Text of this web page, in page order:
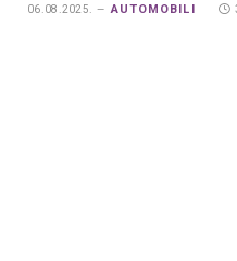
06.08.2025. AUTOMOBILI